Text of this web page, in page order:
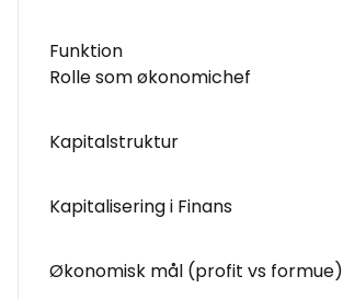
Funktion
Rolle som økonomichef
Kapitalstruktur
Kapitalisering i Finans
Økonomisk mål (profit vs formue)